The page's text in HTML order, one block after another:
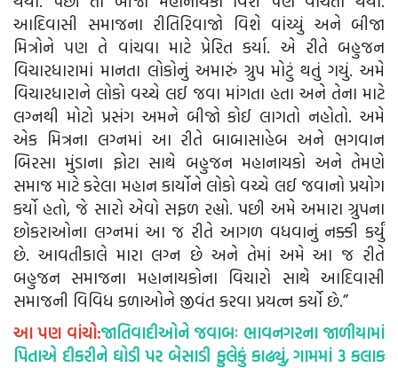
આદિવાસી સમાજના રીતિરિવાજો વિશે વાંચ્યું અને બીજા
મિત્રોને પણ તે વાંચવા માટે પ્રેરિત કર્યા. એ રીતે બહુજન
વિચારધારામાં માનતા લોકોનું અમારું ગ્રુપ મોટું થતું ગયું. અમે
વિચારધારાને લોકો વચ્ચે લઈ જવા માંગતા હતા અને તેના માટે
લગ્નથી મોટો પ્રસંગ અમને બીજો કોઈ લાગતો નહોતો. અમે
એક મિત્રના લગ્નમાં આ રીતે બાબાસાહેબ અને ભગવાન
બિરસા મુંડાના ફોટા સાથે બહુજન મહાનાયકો અને તેમણે
સમાજ માટે કરેલા મહાન કાર્યોને લોકો વચ્ચે લઈ જવાનો પ્રયોગ
કર્યો હતો, જે સારો એવો સફળ રહ્યો. પછી અમે અમારા ગ્રુપના
છોકરાઓના લગ્નમાં આ જ રીતે આગળ વધવાનું નક્કી કર્યું
છે. આવતીકાલે મારા લગ્ન છે અને તેમાં અમે આ જ રીતે
બહુજન સમાજના મહાનાયકોના વિચારો સાથે આદિવાસી
સમાજની વિવિધ કળાઓને જીવંત કરવા પ્રયત્ન કર્યો છે.”
આ પણ વાંચો:જાતિવાદીઓને જવાબઃ ભાવનગરના જાળીયામાં
પિતાએ દીકરીને ઘોડી પર બેસાડી ફુલેકું કાઢ્યું, ગામમાં 3 કલાક